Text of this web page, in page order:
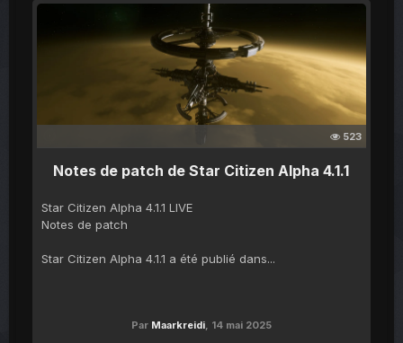
523
Notes de patch de Star Citizen Alpha 4.1.1
Star Citizen Alpha 4.1.1 LIVE
Notes de patch
Star Citizen Alpha 4.1.1 a été publié dans...
Par Maarkreidi, 14 mai 2025